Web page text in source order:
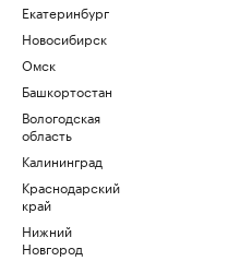
Екатеринбург
Новосибирск
Омск
Башкортостан
Вологодская
область
Калининград
Краснодарский
край
Нижний
Новгород